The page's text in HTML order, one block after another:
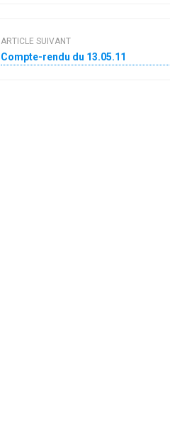
ARTICLE SUIVANT
Compte-rendu du 13.05.11